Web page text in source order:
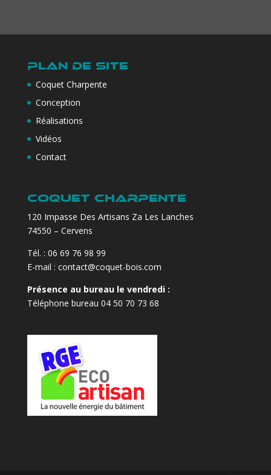
Plan de site
Coquet Charpente
Conception
Réalisations
Vidéos
Contact
Coquet Charpente
120 Impasse Des Artisans Za Les Lanches
74550 – Cervens
Tél. : 06 69 76 98 99
E-mail : contact@coquet-bois.com
Présence au bureau le vendredi :
Téléphone bureau 04 50 70 73 68